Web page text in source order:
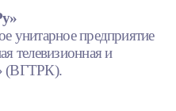
унитарное предприятие
телевизионная и
(ВГТРК).